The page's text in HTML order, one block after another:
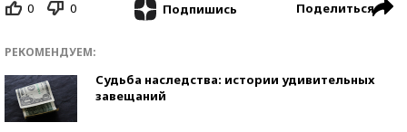
0 0 Подпишись Поделиться
РЕКОМЕНДУЕМ:
Судьба наследства: истории удивительных
завещаний